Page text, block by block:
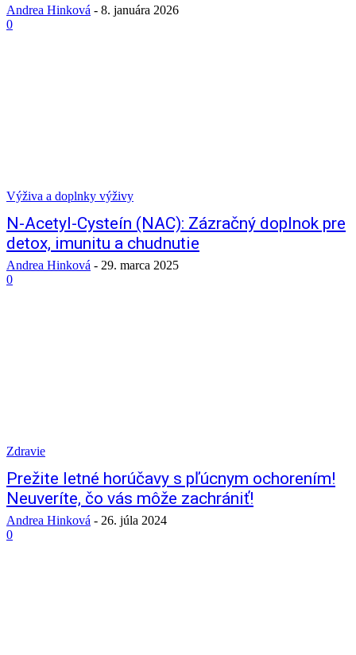
Andrea Hinková - 8. januára 2026
0
Výživa a doplnky výživy
N-Acetyl-Cysteín (NAC): Zázračný doplnok pre
detox, imunitu a chudnutie
Andrea Hinková - 29. marca 2025
0
Zdravie
Prežite letné horúčavy s pľúcnym ochorením!
Neuveríte, čo vás môže zachrániť!
Andrea Hinková - 26. júla 2024
0